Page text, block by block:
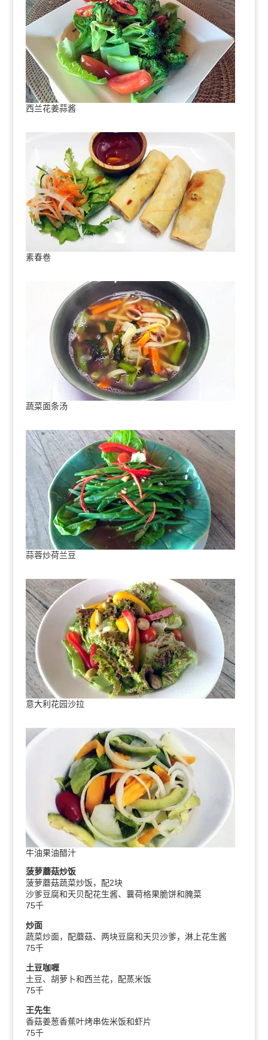
西兰花姜蒜酱
素春卷
蔬菜面条汤
蒜蓉炒荷兰豆
意大利花园沙拉
牛油果油醋汁
菠萝蘑菇炒饭
菠萝蘑菇蔬菜炒饭，配2块
沙爹豆腐和天贝配花生酱、蘘荷格果脆饼和腌菜
75千
炒面
蔬菜炒面，配蘑菇、两块豆腐和天贝沙爹，淋上花生酱
75千
土豆咖喱
土豆、胡萝卜和西兰花，配蒸米饭
75千
王先生
香菇姜葱香蕉叶烤串佐米饭和虾片
75千